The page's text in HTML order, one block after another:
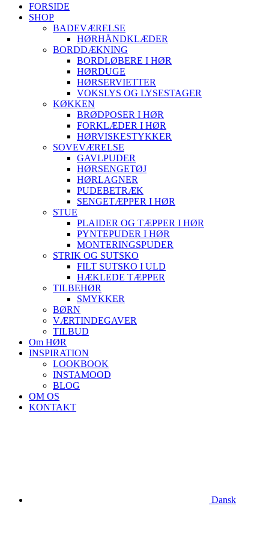
FORSIDE
SHOP
BADEVÆRELSE
HØRHÅNDKLÆDER
BORDDÆKNING
BORDLØBERE I HØR
HØRDUGE
HØRSERVIETTER
VOKSLYS OG LYSESTAGER
KØKKEN
BRØDPOSER I HØR
FORKLÆDER I HØR
HØRVISKESTYKKER
SOVEVÆRELSE
GAVLPUDER
HØRSENGETØJ
HØRLAGNER
PUDEBETRÆK
SENGETÆPPER I HØR
STUE
PLAIDER OG TÆPPER I HØR
PYNTEPUDER I HØR
MONTERINGSPUDER
STRIK OG SUTSKO
FILT SUTSKO I ULD
HÆKLEDE TÆPPER
TILBEHØR
SMYKKER
BØRN
VÆRTINDEGAVER
TILBUD
Om HØR
INSPIRATION
LOOKBOOK
INSTAMOOD
BLOG
OM OS
KONTAKT
Dansk